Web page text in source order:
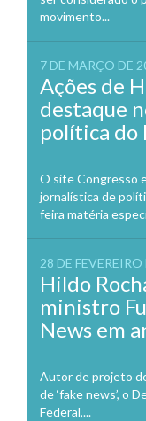
movimento...
7 DE MARÇO DE
Ações de
destaque
política do
O site Congresso
jornalística de
feira matéria
28 DE
Hildo
ministro
News em
Autor de projeto
de ‘fake news’, o
Federal,...